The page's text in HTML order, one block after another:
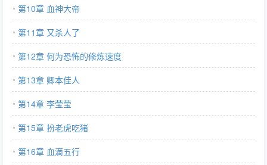
第10章 血神大帝
第11章 又杀人了
第12章 何为恐怖的修炼速度
第13章 卿本佳人
第14章 李莹莹
第15章 扮老虎吃猪
第16章 血滴五行